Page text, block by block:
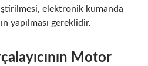
elektronik kumanda
yapılması gereklidir.
Motor